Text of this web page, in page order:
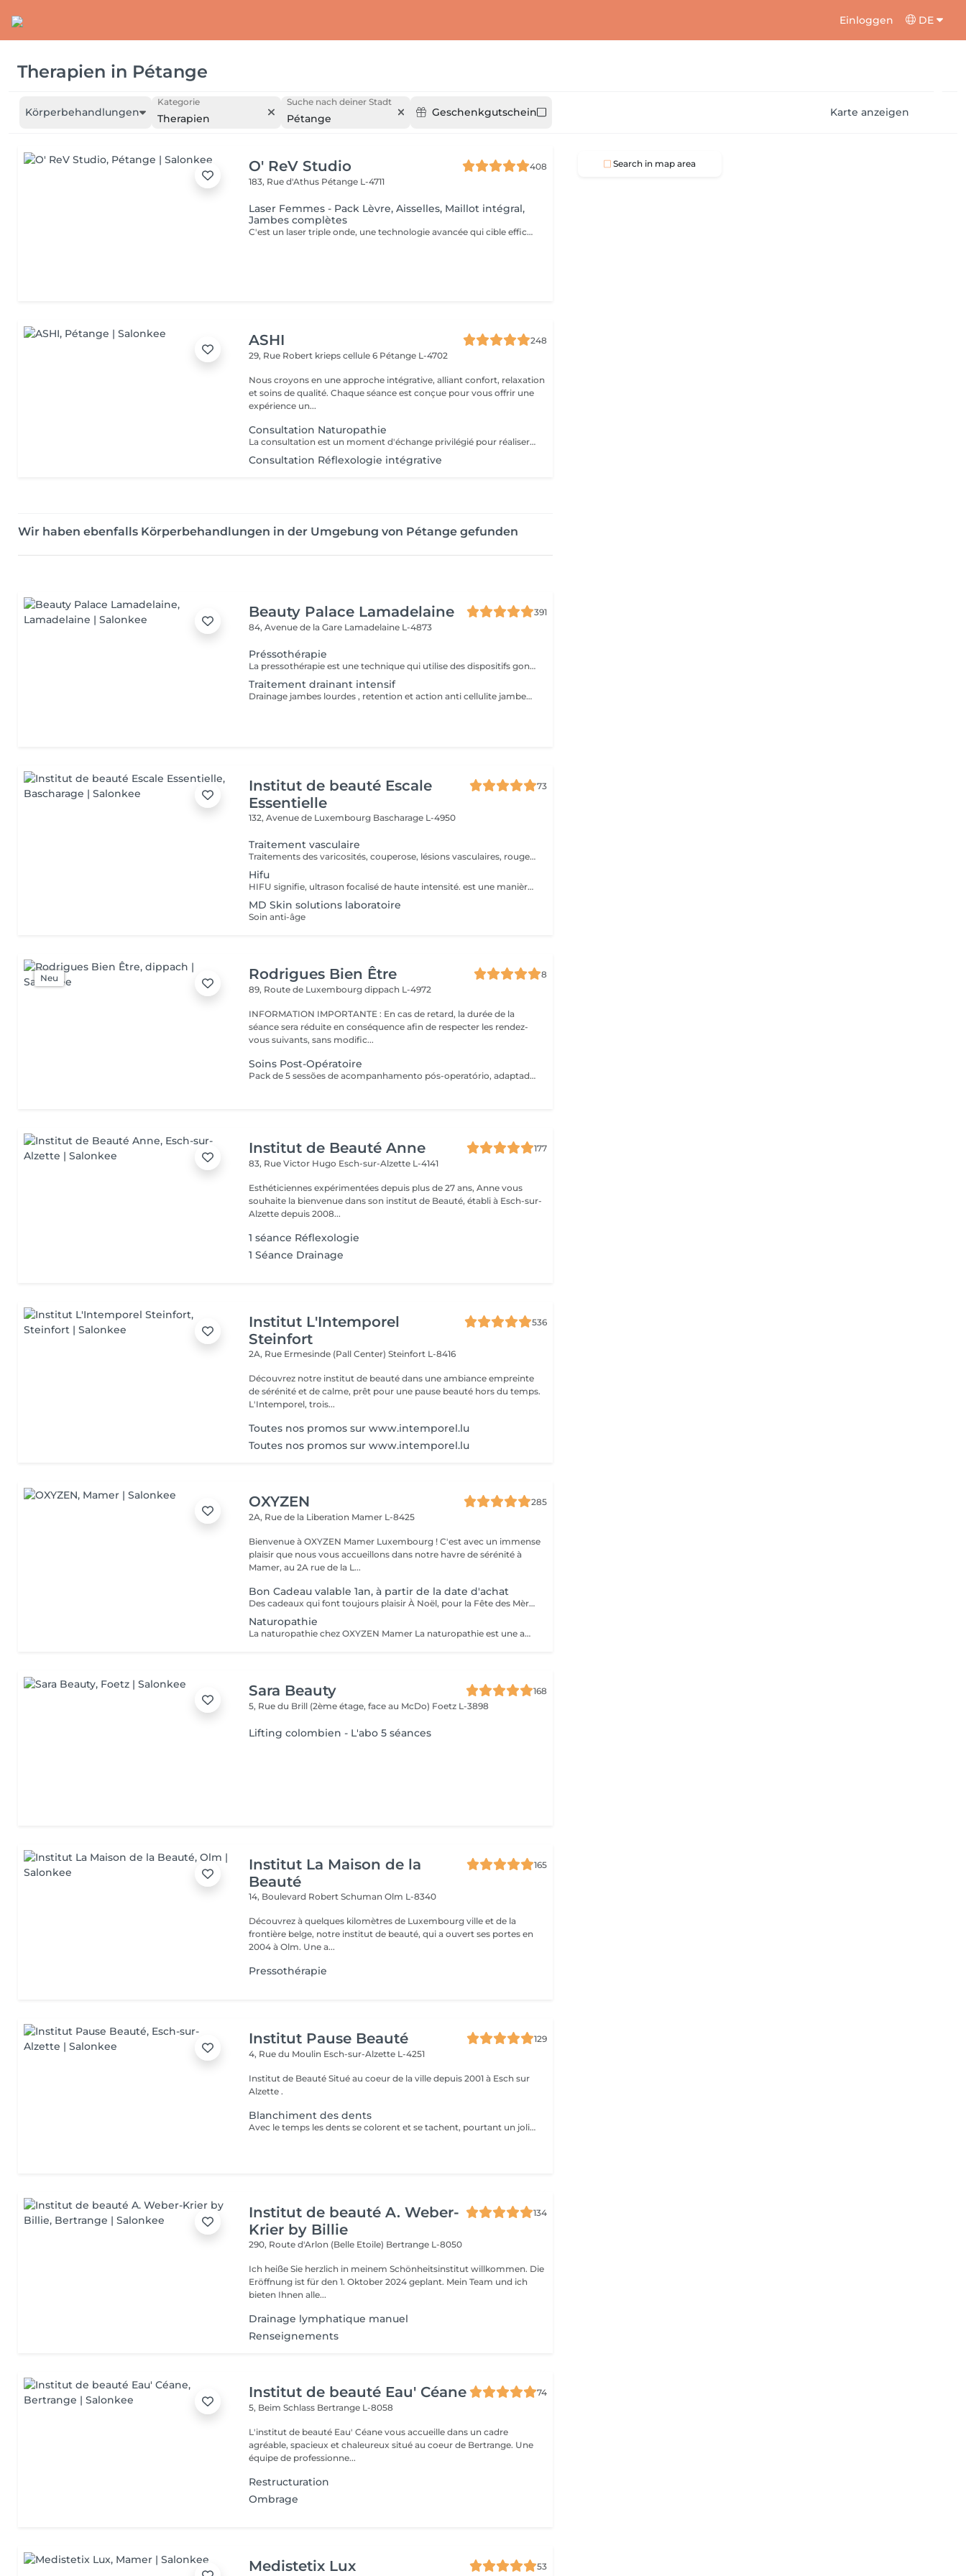
Einloggen DE
Therapien in Pétange
Körperbehandlungen
Kategorie
Therapien
Suche nach deiner Stadt
Pétange Geschenkgutschein Karte anzeigen
O' ReV Studio
408
183, Rue d'Athus Pétange L-4711
Laser Femmes - Pack Lèvre, Aisselles, Maillot intégral,
Jambes complètes
C'est un laser triple onde, une technologie avancée qui cible efficacement tous les types de poils et de peaux. Grâce à ses trois longueurs d'onde (Alexandrite, Diode et Nd:YAG), il agit en profondeur pour une épilation définitive optimale, tout en assurant un traitement confortable et sécurisé. Ce pack complet inclut l'épilation définitive des lèvres supérieures, aisselles, maillot integral devant et derrière et jambes complètes, pour une peau lisse et sans poils sur le long terme. Contre indications: Grossesse et allaitement Exposition au soleil & solarium 2 jours avant et après Présence de plaies, infections cutanées ou herpès actif Prise de médicaments photo-sensibilisants (Roaccutane, antibiotiques, anti-inflammatoires etc,...) Maladies de peau (eczéma, psoriasis, vitiligo, etc.) Diabète non contrôlé Épilepsie (à cause de la lumière du laser) Implants métalliques ou pacemaker Varices importantes sur la zone traitée
ASHI
248
29, Rue Robert krieps cellule 6 Pétange L-4702
Nous croyons en une approche intégrative, alliant confort, relaxation
et soins de qualité. Chaque séance est conçue pour vous offrir une
expérience un...
Consultation Naturopathie
La consultation est un moment d'échange privilégié pour réaliser ensemble un bilan complet et définir un protocole personnalisé. Notre temps est précieux, le vôtre aussi : nous vous remercions d'honorer ce rendez-vous.
Consultation Réflexologie intégrative
Wir haben ebenfalls Körperbehandlungen in der Umgebung von Pétange gefunden
Beauty Palace Lamadelaine
391
84, Avenue de la Gare Lamadelaine L-4873
Préssothérapie
La pressothérapie est une technique qui utilise des dispositifs gonflables pour exercer une pression séquentielle sur les jambes, les bras ou le corps. Ce traitement stimule la circulation sanguine et lymphatique, aide à réduire la rétention d'eau et les gonflements, tout en favorisant la détoxification, la relaxation et le bien-être général.
Traitement drainant intensif
Drainage jambes lourdes , retention et action anti cellulite jambes et abdomen
Institut de beauté Escale
Essentielle
73
132, Avenue de Luxembourg Bascharage L-4950
Traitement vasculaire
Traitements des varicosités, couperose, lésions vasculaires, rougeurs diffuses. Régénération de la peau, stimulation du collagène, traitements des cicatrices et vergetures, acné, atténuation des rides et relâchement cutanées, redensifier le cheveu, augmente l'efficacité cosmétiques, amélioration de l'aspect peau d'orange.
Hifu
HIFU signifie, ultrason focalisé de haute intensité. est une manière innovante, indolore et non invasive. - Correction de l'ovale du visage -Réduction des rides -Lifting facial non chirurgical, joues, sourcils, rides du lion, rides du front, rides nasolabiales, du double menton -Raffermissement du cou, du décolleté -Réduction des poches sous les yeux -Amelioration de la cellulite -Lissage de la peau
MD Skin solutions laboratoire
Soin anti-âge
Neu Rodrigues Bien Être
8
89, Route de Luxembourgdippach L-4972
INFORMATION IMPORTANTE : En cas de retard, la durée de la
séance sera réduite en conséquence afin de respecter les rendez-
vous suivants, sans modific...
Soins Post-Opératoire
Pack de 5 sessões de acompanhamento pós-operatório, adaptadas às necessidades da recuperação. As sessões devem ser realizadas com um intervalo mínimo de 2 dias entre cada uma, para respeitar o processo de cicatrização e otimizar os resultados.
Institut de Beauté Anne
177
83, Rue Victor Hugo Esch-sur-Alzette L-4141
Esthéticiennes expérimentées depuis plus de 27 ans, Anne vous
souhaite la bienvenue dans son institut de Beauté, établi à Esch-sur-
Alzette depuis 2008...
1 séance Réflexologie
1 Séance Drainage
Institut L'Intemporel
Steinfort
536
2A, Rue Ermesinde (Pall Center)Steinfort L-8416
Découvrez notre institut de beauté dans une ambiance empreinte
de sérénité et de calme, prêt pour une pause beauté hors du temps.
L'Intemporel, trois...
Toutes nos promos sur www.intemporel.lu
Toutes nos promos sur www.intemporel.lu
OXYZEN
285
2A, Rue de la Liberation Mamer L-8425
Bienvenue à OXYZEN Mamer Luxembourg ! C'est avec un immense
plaisir que nous vous accueillons dans notre havre de sérénité à
Mamer, au 2A rue de la L...
Bon Cadeau valable 1an, à partir de la date d'achat
Des cadeaux qui font toujours plaisir À Noël, pour la Fête des Mères, des Pères, des Grands-Mères, la Saint-Valentin, un anniversaire ou simplement pour faire plaisir : les bons cadeaux OXYZEN sont l'attention idéale. Offrez à vos proches une véritable expérience de bien-être inoubliable. * Vous pouvez acheter vos bons cadeaux directement en ligne sur Salonkee, de façon simple et sécurisée. * Vous pouvez également les commander via notre site internet : https://www.oxyzen.lu Sur notre site, vous avez la possibilité de recevoir un bon cadeau personnalisé, prêt à être imprimé, utilisable immédiatement. Nos bons cadeaux sont valides 1 an à compter de leur date d'achat. Ils peuvent être envoyés par courrier à l'adresse de votre choix ou reçus par mail immédiatement après validation de votre achat . Et si vous préférez le contact direct, il est aussi possible de venir les récupérer en mains propres sur rendez-vous.
Naturopathie
La naturopathie chez OXYZEN Mamer La naturopathie est une approche naturelle et personnalisée qui aide votre corps à retrouver équilibre et vitalité. Chez OXYZEN, nous mettons l'accent sur l'essentiel : la digestion. Une bonne digestion, c'est moins de ballonnements, plus d'énergie, un meilleur sommeil et des défenses renforcées. Pour cela, nous vous guidons notamment sur les bonnes associations alimentaires, afin de faciliter le travail digestif et d'éviter les inconforts. Chaque séance est un moment d'écoute et de conseils pratiques adaptés à votre rythme : hygiène alimentaire, sommeil, gestion du stress, plantes et solutions naturelles. Pas de frustration : l'idée est d'avancer étape par étape, pour des changements durables. Prenez rendez-vous dès aujourd'hui et découvrez comment améliorer votre bien-être en commençant par votre système digestif. Avertissement : Nos soins sont dédiés au bien-être et à la relaxation. Ils ne remplacent pas un suivi médical et ne relèvent pas de la kinésithérapie.
Sara Beauty
168
5, Rue du Brill (2ème étage, face au McDo) Foetz L-3898
Lifting colombien - L'abo 5 séances
Institut La Maison de la
Beauté
165
14, Boulevard Robert SchumanOlm L-8340
Découvrez à quelques kilomètres de Luxembourg ville et de la
frontière belge, notre institut de beauté, qui a ouvert ses portes en
2004 à Olm. Une a...
Pressothérapie
Institut Pause Beauté
129
4, Rue du Moulin Esch-sur-Alzette L-4251
Institut de Beauté Situé au coeur de la ville depuis 2001 à Esch sur
Alzette .
Blanchiment des dents
Avec le temps les dents se colorent et se tachent, pourtant un joli sourire passe par des dents blanches. Parmi les nombreuses techniques existant sur le marché, le blanchiment des dents sans peroxyde vous garantit un résultat efficace et sans aucun danger. La séance de blanchiment, réalisée par un professionnel, dure entre 40 et 45minutes.
Institut de beauté A. Weber-
Krier by Billie
134
290, Route d'Arlon (Belle Etoile) Bertrange L-8050
Ich heiße Sie herzlich in meinem Schönheitsinstitut willkommen. Die
Eröffnung ist für den 1. Oktober 2024 geplant. Mein Team und ich
bieten Ihnen alle...
Drainage lymphatique manuel
Renseignements
Institut de beauté Eau' Céane
74
5, Beim Schlass Bertrange L-8058
L'institut de beauté Eau' Céane vous accueille dans un cadre
agréable, spacieux et chaleureux situé au coeur de Bertrange. Une
équipe de professionne...
Restructuration
Ombrage
Medistetix Lux 53
Search in map area